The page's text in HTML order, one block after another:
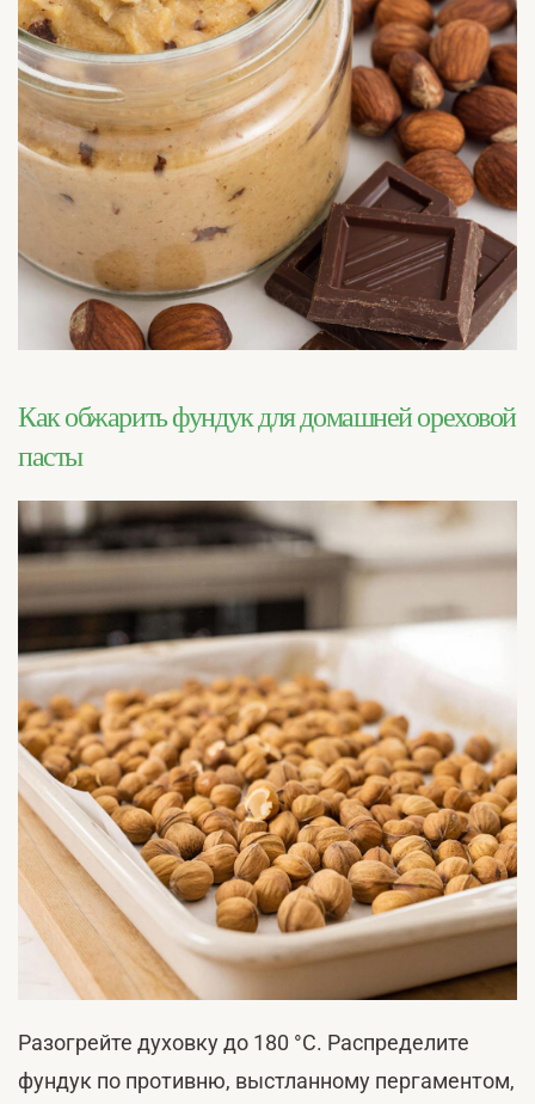
Как обжарить фундук для домашней ореховой
пасты
Разогрейте духовку до 180 °С. Распределите
фундук по противню, выстланному пергаментом,